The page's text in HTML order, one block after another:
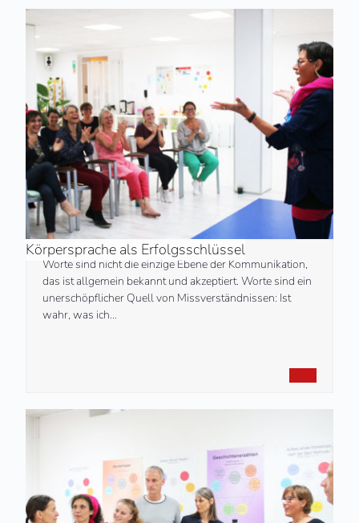
Körpersprache als Erfolgsschlüssel
Worte sind nicht die einzige Ebene der Kommunikation,
das ist allgemein bekannt und akzeptiert. Worte sind ein
unerschöpflicher Quell von Missverständnissen: Ist
wahr, was ich…